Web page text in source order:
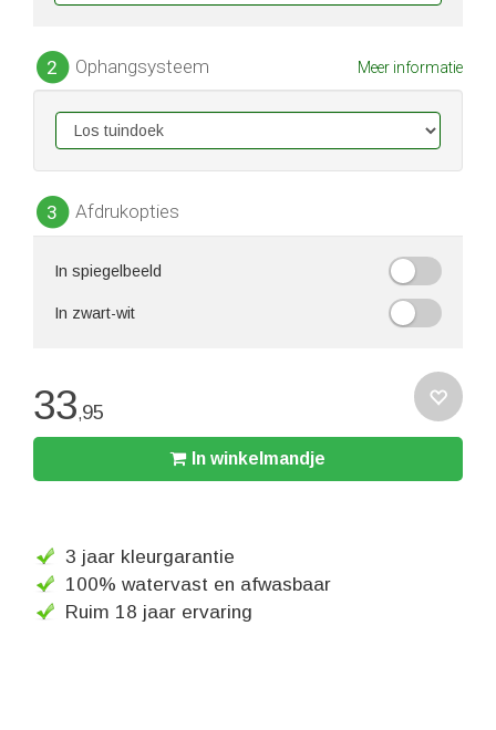
2 Ophangsysteem Meer informatie
3 Afdrukopties
In spiegelbeeld
In zwart-wit
33,95
In winkelmandje
3 jaar kleurgarantie
100% watervast en afwasbaar
Ruim 18 jaar ervaring